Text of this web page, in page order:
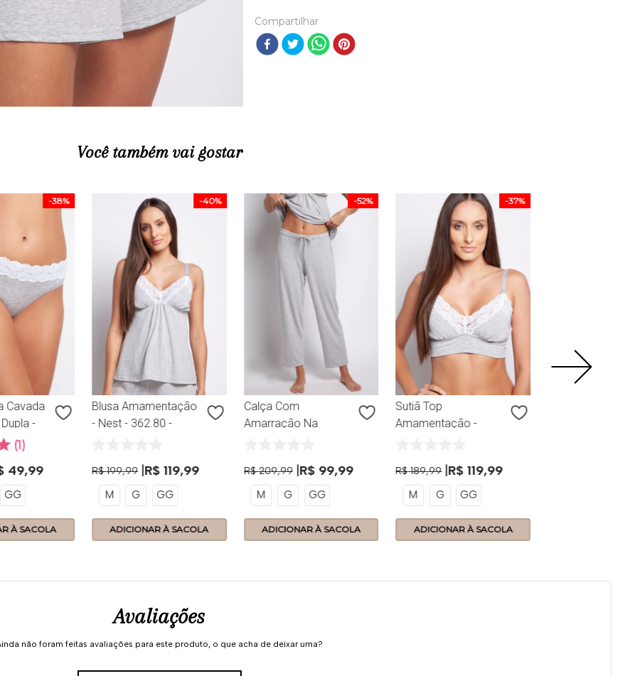
Compartilhar
Você também vai gostar
-38%
Cavada
-
- 1
49,99
GG
À SACOLA
-40%
Blusa Amamentação
- Nest - 362.80 -
R$ 199,99 R$ 119,99
M G GG
ADICIONAR À SACOLA
-52%
Calça Com
Amarração Na
R$ 209,99 R$ 99,99
M G GG
ADICIONAR À SACOLA
-37%
Sutiã Top
Amamentação -
R$ 189,99 R$ 119,99
M G GG
ADICIONAR À SACOLA
Avaliações
não foram feitas avaliações para este produto, o que acha de deixar uma?